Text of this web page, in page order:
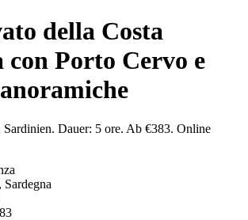
della Costa
con Porto Cervo e
Sardinien. Dauer: 5 ore. Ab €383. Online